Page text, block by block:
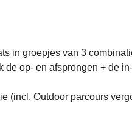
in groepjes van 3
de op- en afsprongen + de
(incl. Outdoor parcours